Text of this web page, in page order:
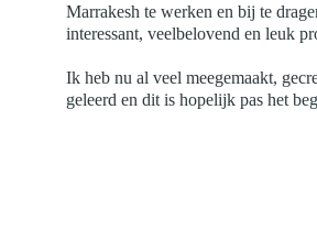
Marrakesh te werken en bij te
interessant, veelbelovend en leuk
Ik heb nu al veel meegemaakt,
geleerd en dit is hopelijk pas het